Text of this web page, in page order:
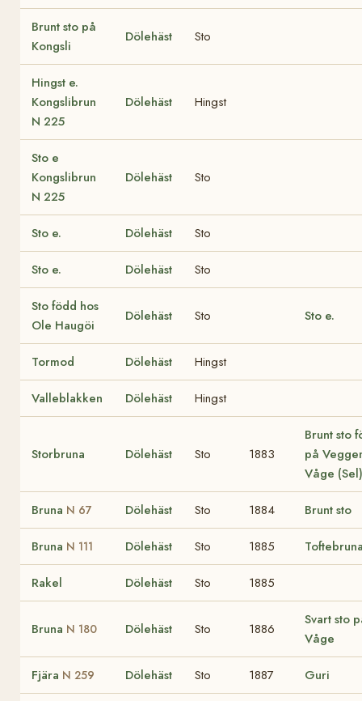
Brunt sto på
Kongsli
Dölehäst Sto
Hingst e.
Kongslibrun
N 225
Dölehäst Hingst
Sto e
Kongslibrun
N 225
Dölehäst Sto
Sto e. Dölehäst Sto
Sto e. Dölehäst Sto
Sto född hos
Ole Haugöi
Dölehäst Sto Sto e.
Tormod Dölehäst Hingst
Valleblakken Dölehäst Hingst
Storbruna Dölehäst Sto 1883
Brunt sto
på
Våge (Sel)
Bruna N 67 Dölehäst Sto 1884 Brunt sto
Bruna N 111 Dölehäst Sto 1885
Rakel Dölehäst Sto 1885
Bruna N 180 Dölehäst Sto 1886
Svart sto
Våge
Fjära N 259 Dölehäst Sto 1887 Guri